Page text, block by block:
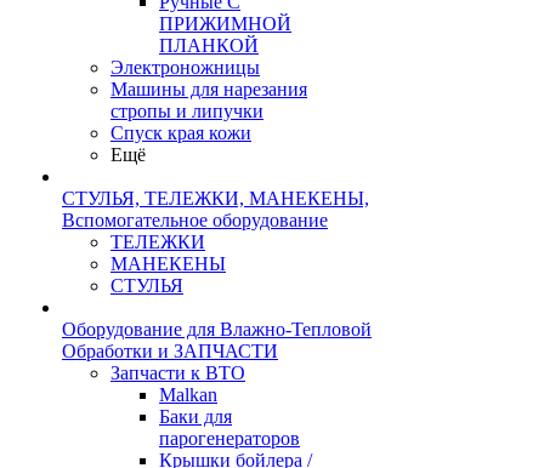
ПРИЖИМНОЙ
ПЛАНКОЙ
Электроножницы
Машины для нарезания
стропы и липучки
Спуск края кожи
Ещё
СТУЛЬЯ, ТЕЛЕЖКИ, МАНЕКЕНЫ,
Вспомогательное оборудование
ТЕЛЕЖКИ
МАНЕКЕНЫ
СТУЛЬЯ
Оборудование для Влажно-Тепловой
Обработки и ЗАПЧАСТИ
Запчасти к ВТО
Malkan
Баки для
парогенераторов
Крышки бойлера /